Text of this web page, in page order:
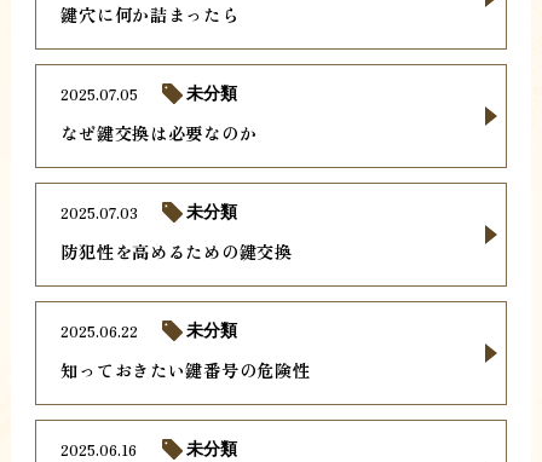
鍵穴に何か詰まったら
なぜ鍵交換は必要なのか
2025.07.05 未分類
防犯性を高めるための鍵交換
2025.07.03 未分類
知っておきたい鍵番号の危険性
2025.06.22 未分類
2025.06.16 未分類